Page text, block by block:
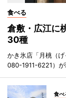
食べる
倉敷・広江に
30種
かき氷店「月桃（
080-1911-6221）が
食べ